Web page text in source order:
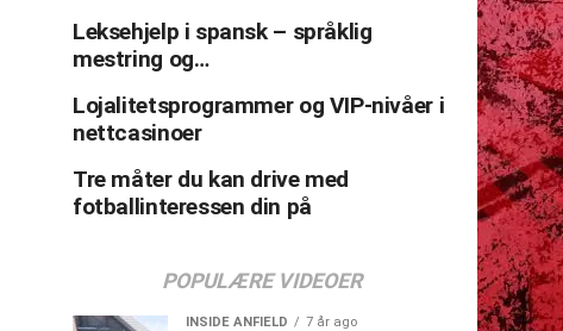
Leksehjelp i spansk – språklig
mestring og…
Lojalitetsprogrammer og VIP-nivåer i
nettcasinoer
Tre måter du kan drive med
fotballinteressen din på
POPULÆRE VIDEOER
INSIDE ANFIELD 7 år ago